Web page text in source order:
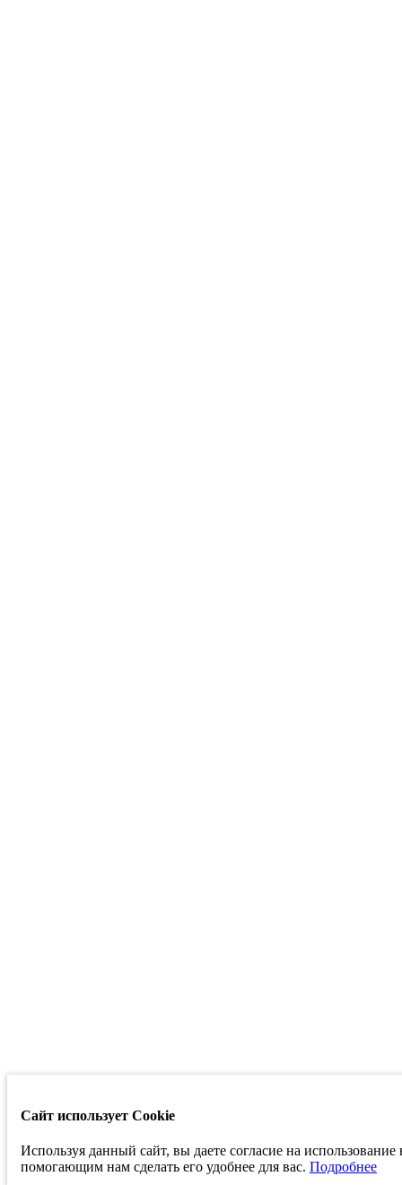
Сайт использует Cookie
Используя данный сайт, вы даете согласие на
помогающим нам сделать его удобнее для вас. Подробнее